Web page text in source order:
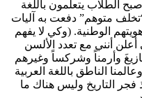
الطلاب يتعلمون باللغة
متوهم” دفعت به آليات
الوطنية. (وكي لا يفهم
أنني مع تعدد الألسن
وأرمناً وشركساً وغيرهم
الناطق باللغة العربية
فجر التاريخ وليس هناك ما